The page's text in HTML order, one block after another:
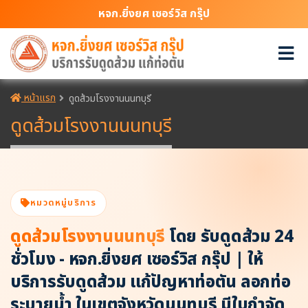
หจก.ยิ่งยศ เซอร์วิส กรุ๊ป
หน้าแรก ดูดส้วมโรงงานนนทบุรี
ดูดส้วมโรงงานนนทบุรี
หมวดหมู่บริการ
ดูดส้วมโรงงานนนทบุรี โดย รับดูดส้วม 24
ชั่วโมง - หจก.ยิ่งยศ เซอร์วิส กรุ๊ป | ให้
บริการรับดูดส้วม แก้ปัญหาท่อตัน ลอกท่อ